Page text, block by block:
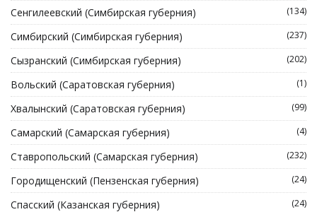
Сенгилеевский (Симбирская губерния) (134)
Симбирский (Симбирская губерния) (237)
Сызранский (Симбирская губерния) (202)
Вольский (Саратовская губерния) (1)
Хвалынский (Саратовская губерния) (99)
Самарский (Самарская губерния) (4)
Ставропольский (Самарская губерния) (232)
Городищенский (Пензенская губерния) (24)
Спасский (Казанская губерния) (24)